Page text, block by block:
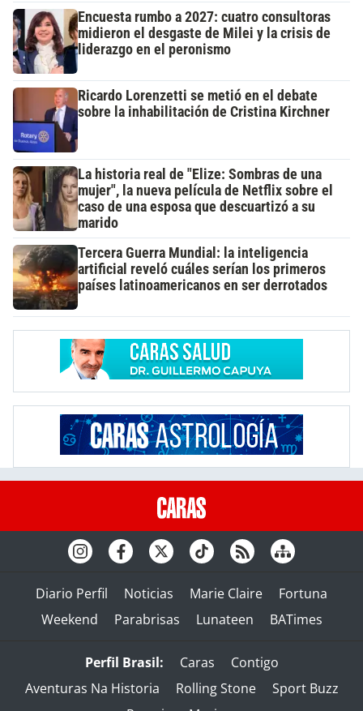
Encuesta rumbo a 2027: cuatro consultoras
midieron el desgaste de Milei y la crisis de
liderazgo en el peronismo
Ricardo Lorenzetti se metió en el debate
sobre la inhabilitación de Cristina Kirchner
La historia real de "Elize: Sombras de una
mujer", la nueva película de Netflix sobre el
caso de una esposa que descuartizó a su
marido
Tercera Guerra Mundial: la inteligencia
artificial reveló cuáles serían los primeros
países latinoamericanos en ser derrotados
Diario Perfil Noticias Marie Claire
Fortuna
Weekend
Parabrisas Lunateen BATimes
Perfil Brasil: Caras
Contigo
Aventuras Na Historia
Rolling Stone
Sport Buzz